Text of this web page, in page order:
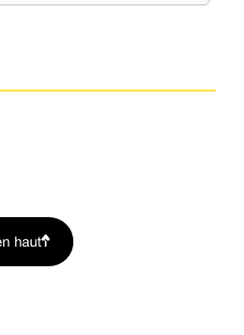
haut